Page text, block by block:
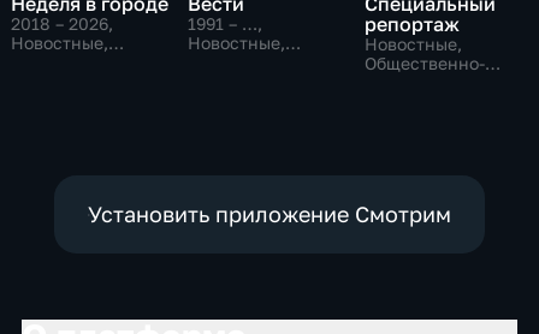
2018 – 2026,
Новостные,
1991 – …,
Новостные,
репортаж
Новостные,
Общественно-
Установить приложение Смотрим